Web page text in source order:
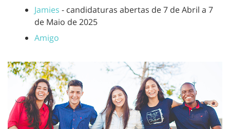
Jamies - candidaturas abertas de 7 de Abril a 7
de Maio de 2025
Amigo